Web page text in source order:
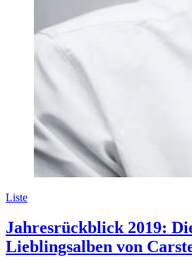
Liste
Jahresrückblick 2019:
Lieblingsalben von